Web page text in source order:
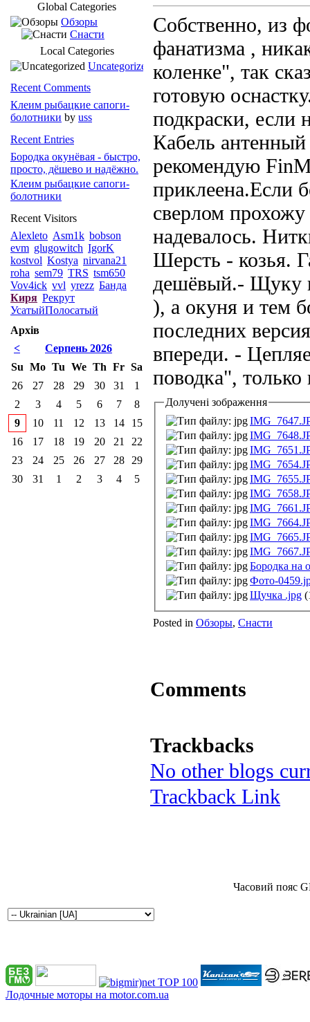
Собственно, из
фанатизма ,
коленке", так
готовую
подкраски,
Кабель
рекомендую
приклеена.Если
сверлом прохожу
надевалось.
Шерсть - козья.
дешёвый.- Щуку
), а окуня и тем
последних
впереди. -
поводка",
Долучені зображення
Бородка на
Фото-
Щучка .jpg
Posted in Обзоры, Снасти
Comments
Trackbacks
No other blogs
Trackback Link
Global Categories
Обзоры
Снасти
Local Categories
Uncategorized
Recent Comments
Клеим рыбацкие сапоги-
болотники by uss
Recent Entries
Бородка окунёвая - быстро,
просто, дёшево и надёжно.
Клеим рыбацкие сапоги-
болотники
Recent Visitors
Alexleto Asm1k bobson
evm glugowitch IgorK
kostvol Kostya nirvana21
roha sem79 TRS tsm650
Vov4ick vvl yrezz Банда
Киря Рекрут
УсатыйПолосатый
Архів
<
Серпень 2026
Su Mo Tu We Th Fr Sa
26
27 28 29 30 31
1
2
3 4 5 6 7
8
9
10 11 12 13 14
15
16
17 18 19 20 21
22
23
24 25 26 27 28
29
30
31 1 2 3 4 5
Часовий пояс
Лодочные моторы на motor.com.ua